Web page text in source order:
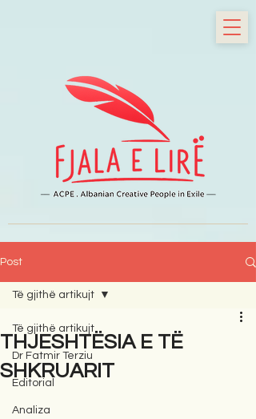
Post
Të gjithë artikujt
Dr Fatmir Terziu
Editorial
Analiza
Të gjithë artikujt
THJESHTËSIA E TË
SHKRUARIT